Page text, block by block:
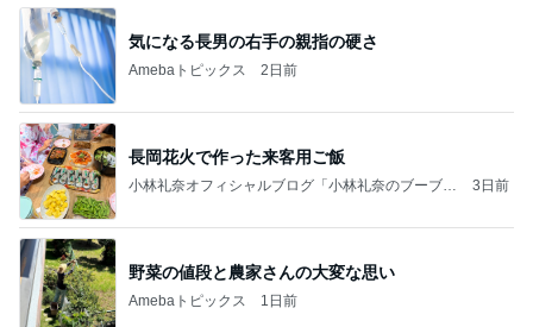
気になる長男の右手の親指の硬さ
Amebaトピックス 2日前
長岡花火で作った来客用ご飯
小林礼奈オフィシャルブログ「小林礼奈のブーブー
3日前
野菜の値段と農家さんの大変な思い
Amebaトピックス 1日前